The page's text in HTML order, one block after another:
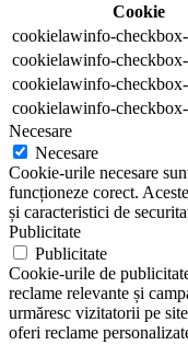
Cookie
cookielawinfo-
cookielawinfo-
cookielawinfo-checkbox-
cookielawinfo-
Necesare
Necesare
Cookie-urile necesare
funcționeze corect.
și caracteristici de
Publicitate
Publicitate
Cookie-urile de
reclame relevante și
urmăresc vizitatorii pe
oferi reclame